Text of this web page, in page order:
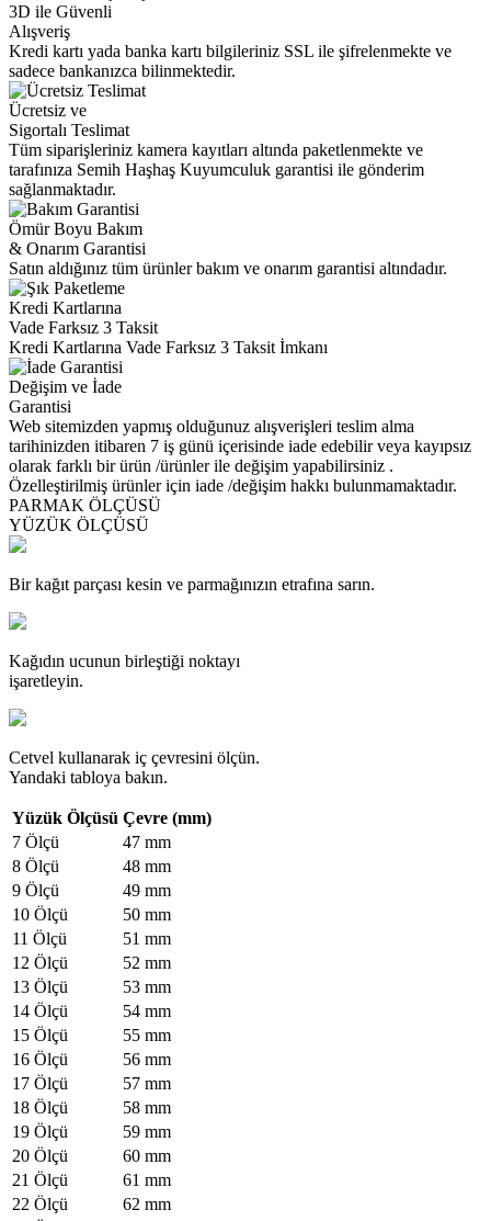
3D ile Güvenli
Alışveriş
Kredi kartı yada banka kartı bilgileriniz SSL ile şifrelenmekte ve
sadece bankanızca bilinmektedir.
Ücretsiz ve
Sigortalı Teslimat
Tüm siparişleriniz kamera kayıtları altında paketlenmekte ve
tarafınıza Semih Haşhaş Kuyumculuk garantisi ile gönderim
sağlanmaktadır.
Ömür Boyu Bakım
& Onarım Garantisi
Satın aldığınız tüm ürünler bakım ve onarım garantisi altındadır.
Kredi Kartlarına
Vade Farksız 3 Taksit
Kredi Kartlarına Vade Farksız 3 Taksit İmkanı
Değişim ve İade
Garantisi
Web sitemizden yapmış olduğunuz alışverişleri teslim alma
tarihinizden itibaren 7 iş günü içerisinde iade edebilir veya kayıpsız
olarak farklı bir ürün /ürünler ile değişim yapabilirsiniz .
Özelleştirilmiş ürünler için iade /değişim hakkı bulunmamaktadır.
PARMAK ÖLÇÜSÜ
YÜZÜK ÖLÇÜSÜ
Bir kağıt parçası kesin ve parmağınızın etrafına sarın.
Kağıdın ucunun birleştiği noktayı
işaretleyin.
Cetvel kullanarak iç çevresini ölçün.
Yandaki tabloya bakın.
Yüzük Ölçüsü Çevre (mm)
7 Ölçü
47 mm
8 Ölçü
48 mm
9 Ölçü
49 mm
10 Ölçü
50 mm
11 Ölçü
51 mm
12 Ölçü
52 mm
13 Ölçü
53 mm
14 Ölçü
54 mm
15 Ölçü
55 mm
16 Ölçü
56 mm
17 Ölçü
57 mm
18 Ölçü
58 mm
19 Ölçü
59 mm
20 Ölçü
60 mm
21 Ölçü
61 mm
22 Ölçü
62 mm